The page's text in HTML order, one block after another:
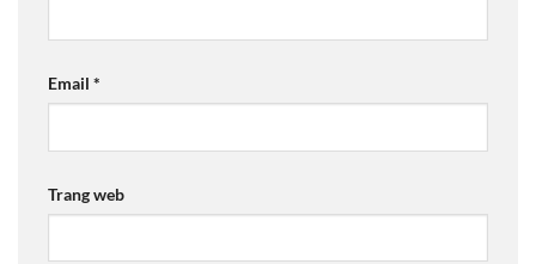
Email *
Trang web